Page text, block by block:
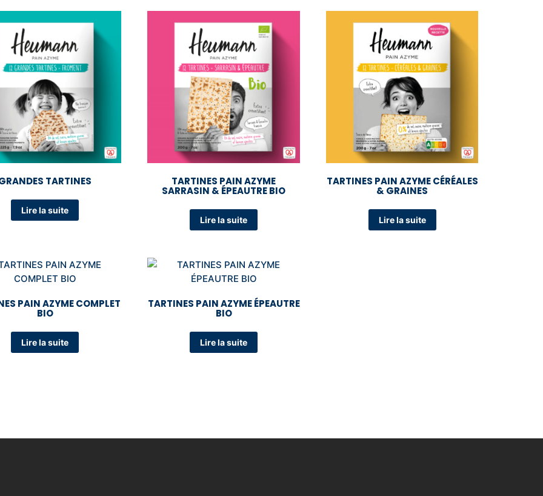
TARTINES
Lire la suite
TARTINES PAIN AZYME
SARRASIN & ÉPEAUTRE BIO
Lire la suite
TARTINES PAIN AZYME CÉRÉALES
& GRAINES
Lire la suite
PAIN AZYME COMPLET
BIO
Lire la suite
TARTINES PAIN AZYME ÉPEAUTRE
BIO
Lire la suite